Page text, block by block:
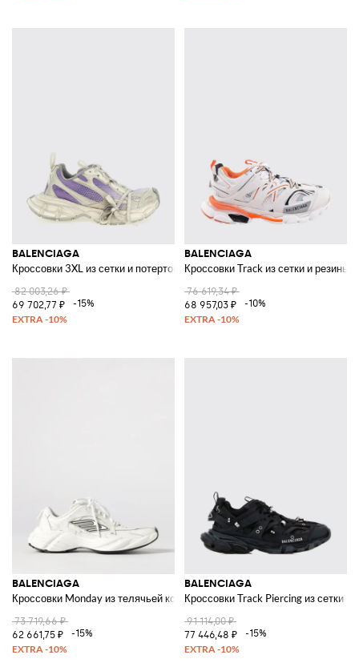
BALENCIAGA
Кроссовки 3XL из сетки и потертой резины
82 003,26 ₽
69 702,77 ₽
-15%
BALENCIAGA
Кроссовки Track из сетки и резины
76 619,34 ₽
68 957,03 ₽
-10%
BALENCIAGA
Кроссовки Monday из телячьей кожи и полиэстера
73 719,66 ₽
62 661,75 ₽
-15%
BALENCIAGA
Кроссовки Track Piercing из сетки
91 114,00 ₽
77 446,48 ₽
-15%